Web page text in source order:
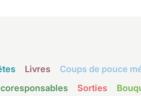
Livres
Coups de pouce
Sorties